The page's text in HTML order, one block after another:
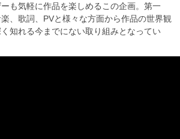
も気軽に作品を楽しめるこの企画。第一
、歌詞、PVと様々な方面から作品の世界観
知れる今までにない取り組みとなってい